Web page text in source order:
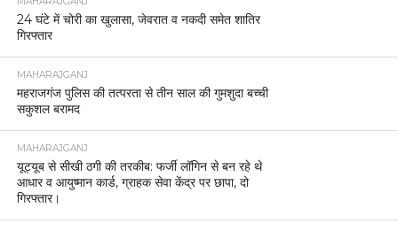
24 घंटे में चोरी का खुलासा, जेवरात व नकदी समेत शातिर
गिरफ्तार
MAHARAJGANJ
महराजगंज पुलिस की तत्परता से तीन साल की गुमशुदा बच्ची
सकुशल बरामद
MAHARAJGANJ
यूट्यूब से सीखी ठगी की तरकीब: फर्जी लॉगिन से बन रहे थे
आधार व आयुष्मान कार्ड, ग्राहक सेवा केंद्र पर छापा, दो
गिरफ्तार।